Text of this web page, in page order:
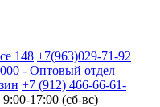
148 +7(963)029-71-92
- Оптовый отдел
+7 (912) 466-66-61-
17:00 (сб-вс)